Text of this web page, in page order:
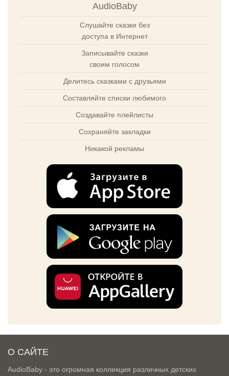
AudioBaby
Слушайте сказки без
доступа в Интернет
Записывайте сказки
своим голосом
Делитесь сказками с друзьями
Составляйте списки любимого
Создавайте плейлисты
Сохраняйте закладки
Никакой рекламы
О САЙТЕ
AudioBaby - это огромная коллекция различных детских